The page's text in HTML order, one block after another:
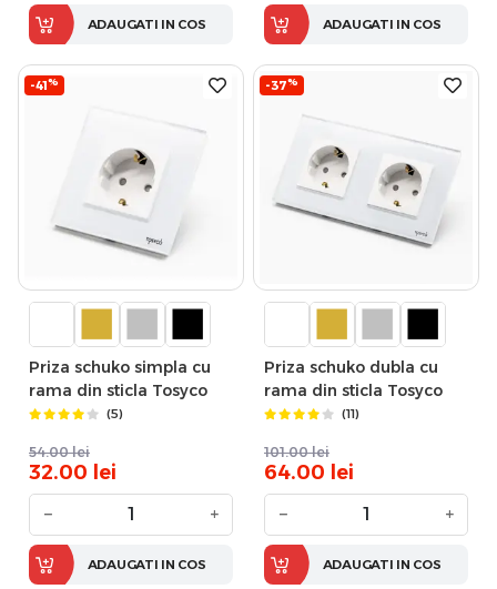
ADAUGATI IN COS ADAUGATI IN COS
-41%
Priza schuko simpla cu
rama din sticla Tosyco
(5)
54.00 lei
32.00 lei
− +
ADAUGATI IN COS
-37%
Priza schuko dubla cu
rama din sticla Tosyco
(11)
101.00 lei
64.00 lei
− +
ADAUGATI IN COS